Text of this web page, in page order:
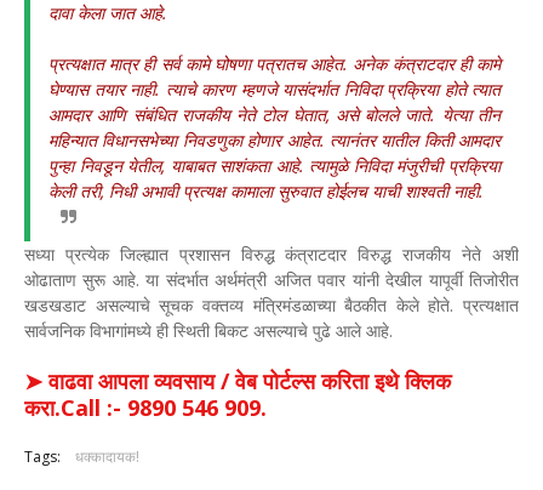
दावा केला जात आहे.
प्रत्यक्षात मात्र ही सर्व कामे घोषणा पत्रातच आहेत. अनेक कंत्राटदार ही कामे
घेण्यास तयार नाही. त्याचे कारण म्हणजे यासंदर्भात निविदा प्रक्रिया होते त्यात
आमदार आणि संबंधित राजकीय नेते टोल घेतात, असे बोलले जाते. येत्या तीन
महिन्यात विधानसभेच्या निवडणुका होणार आहेत. त्यानंतर यातील किती आमदार
पुन्हा निवडून येतील, याबाबत साशंकता आहे. त्यामुळे निविदा मंजुरीची प्रक्रिया
केली तरी, निधी अभावी प्रत्यक्ष कामाला सुरुवात होईलच याची शाश्वती नाही.
सध्या प्रत्येक जिल्ह्यात प्रशासन विरुद्ध कंत्राटदार विरुद्ध राजकीय नेते अशी
ओढाताण सुरू आहे. या संदर्भात अर्थमंत्री अजित पवार यांनी देखील यापूर्वी तिजोरीत
खडखडाट असल्याचे सूचक वक्तव्य मंत्रिमंडळाच्या बैठकीत केले होते. प्रत्यक्षात
सार्वजनिक विभागांमध्ये ही स्थिती बिकट असल्याचे पुढे आले आहे.
➤ वाढवा आपला व्यवसाय / वेब पोर्टल्स करिता इथे क्लिक
करा.Call :- 9890 546 909.
Tags: धक्कादायक!